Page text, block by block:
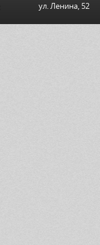
ул. Ленина, 52